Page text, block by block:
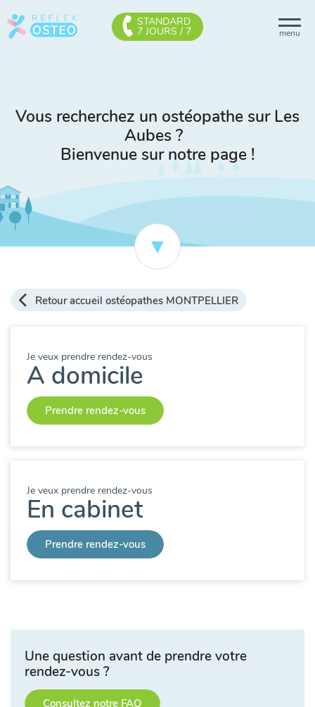
menu
STANDARD
7 JOURS / 7
Vous recherchez un ostéopathe sur Les
Aubes ?
Bienvenue sur notre page !
Retour accueil ostéopathes MONTPELLIER
Je veux prendre rendez-vous
A domicile
Prendre rendez-vous
Je veux prendre rendez-vous
En cabinet
Prendre rendez-vous
Une question avant de prendre votre
rendez-vous ?
Consultez notre FAQ